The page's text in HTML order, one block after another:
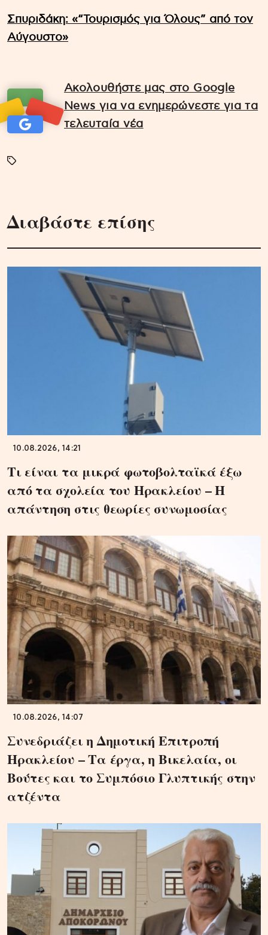
Σπυριδάκη: «“Τουρισμός για Όλους” από τον
Αύγουστο»
Ακολουθήστε μας στο Google
News για να ενημερώνεστε για τα
τελευταία νέα
Διαβάστε επίσης
10.08.2026, 14:21
Τι είναι τα μικρά φωτοβολταϊκά έξω
από τα σχολεία του Ηρακλείου – Η
απάντηση στις θεωρίες συνωμοσίας
10.08.2026, 14:07
Συνεδριάζει η Δημοτική Επιτροπή
Ηρακλείου – Τα έργα, η Βικελαία, οι
Βούτες και το Συμπόσιο Γλυπτικής στην
ατζέντα